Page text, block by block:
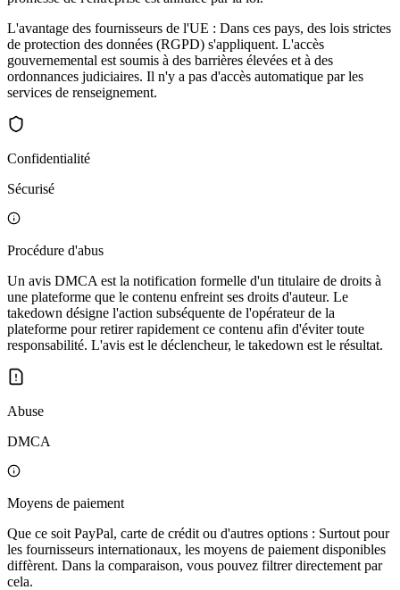
L'avantage des fournisseurs de l'UE : Dans ces pays, des lois strictes
de protection des données (RGPD) s'appliquent. L'accès
gouvernemental est soumis à des barrières élevées et à des
ordonnances judiciaires. Il n'y a pas d'accès automatique par les
services de renseignement.
Confidentialité
Sécurisé
Procédure d'abus
Un avis DMCA est la notification formelle d'un titulaire de droits à
une plateforme que le contenu enfreint ses droits d'auteur. Le
takedown désigne l'action subséquente de l'opérateur de la
plateforme pour retirer rapidement ce contenu afin d'éviter toute
responsabilité. L'avis est le déclencheur, le takedown est le résultat.
Abuse
DMCA
Moyens de paiement
Que ce soit PayPal, carte de crédit ou d'autres options : Surtout pour
les fournisseurs internationaux, les moyens de paiement disponibles
diffèrent. Dans la comparaison, vous pouvez filtrer directement par
cela.